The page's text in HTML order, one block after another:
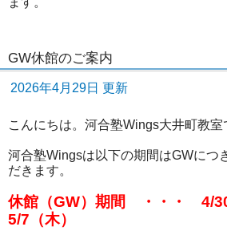
GW休館のご案内
2026年4月29日 更新
こんにちは。河合塾Wings大井町教室
河合塾Wingsは以下の期間はGWにつ
だきます。
休館（GW）期間 ・・・ 4/
5/7（木）